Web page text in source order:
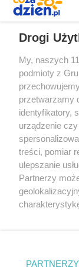
Redakcja
Drogi
My, naszych
podmioty z
przetwarzamy
identyfikatory,
urządzenie
treści, pomiar
ulepszanie
Partnerzy
zmienić/
PARTNERZY